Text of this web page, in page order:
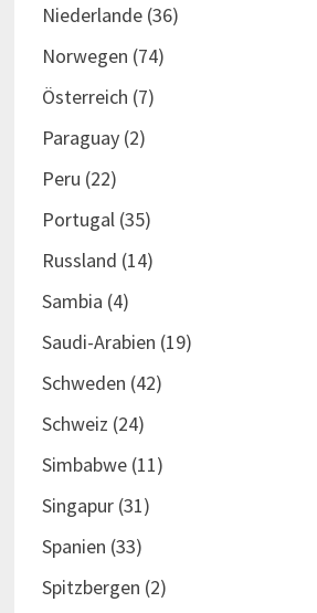
Niederlande(36)
Norwegen (74)
Österreich (7)
Paraguay(2)
Peru (22)
Portugal(35)
Russland (14)
Sambia (4)
Saudi-Arabien (19)
Schweden (42)
Schweiz (24)
Simbabwe(11)
Singapur(31)
Spanien (33)
Spitzbergen (2)